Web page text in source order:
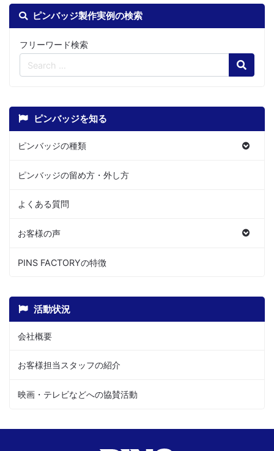
ピンバッジ製作実例の検索
フリーワード検索
Search
ピンバッジを知る
ピンバッジの種類
ピンバッジの留め方・外し方
よくある質問
お客様の声
PINS FACTORYの特徴
活動状況
会社概要
お客様担当スタッフの紹介
映画・テレビなどへの協賛活動